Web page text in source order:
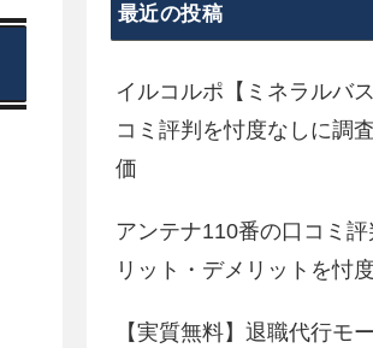
最近の投稿
イルコルポ【ミネラルバ
コミ評判を忖度なしに調
価
アンテナ110番の口コミ
リット・デメリットを忖
【実質無料】退職代行モ